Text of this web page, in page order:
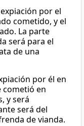
por el
cometido, y el
La parte
será para el
de una
por él en
cometió en
y será
será del
de vianda.